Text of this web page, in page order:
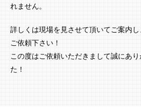
れません。
詳しくは現場を見させて頂いてご案内
ご依頼下さい！
この度はご依頼いただきまして誠にあ
た！